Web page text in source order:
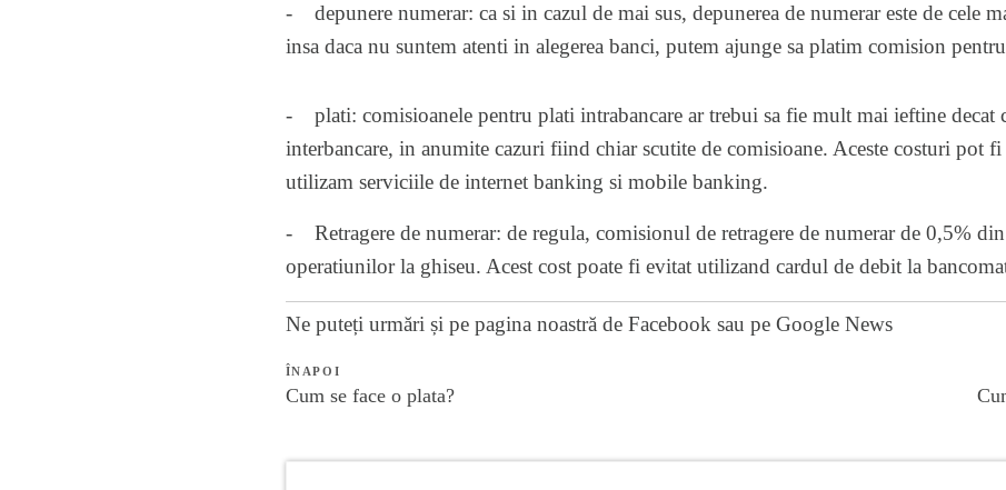
- depunere numerar: ca si in cazul de mai sus, depunerea de numerar este de cele
insa daca nu suntem atenti in alegerea banci, putem ajunge sa platim comision
- plati: comisioanele pentru plati intrabancare ar trebui sa fie mult mai ieftine decat
interbancare, in anumite cazuri fiind chiar scutite de comisioane. Aceste costuri pot fi
utilizam serviciile de internet banking si mobile banking.
- Retragere de numerar: de regula, comisionul de retragere de numerar de 0,5%
operatiunilor la ghiseu. Acest cost poate fi evitat utilizand cardul de debit la
Ne puteți urmări și pe pagina noastră de Facebook sau pe Google News
ÎNAPOI
Cum se face o plata?